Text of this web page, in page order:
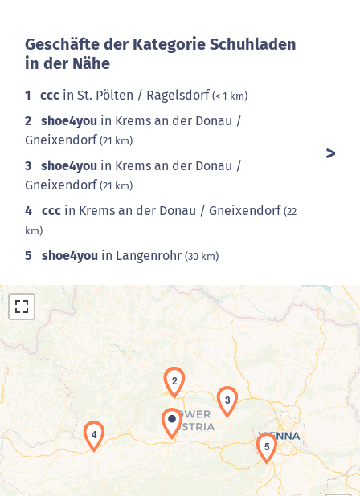
Geschäfte der Kategorie Schuhladen
in der Nähe
1 ccc in St. Pölten / Ragelsdorf(< 1 km)
2 shoe4you in Krems an der Donau /
Gneixendorf(21 km)
3 shoe4you in Krems an der Donau /
Gneixendorf(21 km)
4 ccc in Krems an der Donau / Gneixendorf(22
km)
5 shoe4you in Langenrohr (30 km)
Laden der Karte...
1
2
3
4
5